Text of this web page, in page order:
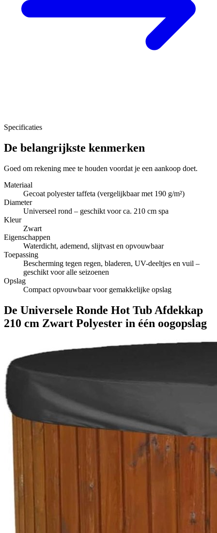
Specificaties
De belangrijkste kenmerken
Goed om rekening mee te houden voordat je een aankoop doet.
Materiaal
Gecoat polyester taffeta (vergelijkbaar met 190 g/m²)
Diameter
Universeel rond – geschikt voor ca. 210 cm spa
Kleur
Zwart
Eigenschappen
Waterdicht, ademend, slijtvast en opvouwbaar
Toepassing
Bescherming tegen regen, bladeren, UV-deeltjes en vuil –
geschikt voor alle seizoenen
Opslag
Compact opvouwbaar voor gemakkelijke opslag
De Universele Ronde Hot Tub Afdekkap
210 cm Zwart Polyester in één oogopslag